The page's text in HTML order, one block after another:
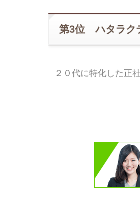
第3位 ハタラク
２０代に特化した正